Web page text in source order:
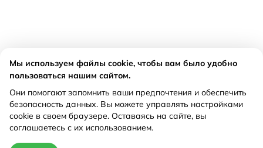
Мы используем файлы cookie, чтобы вам было удобно
пользоваться нашим сайтом.
Они помогают запомнить ваши предпочтения и обеспечить
безопасность данных. Вы можете управлять настройками
cookie в своем браузере. Оставаясь на сайте, вы
соглашаетесь с их использованием.